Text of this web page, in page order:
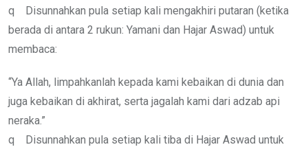
q Disunnahkan pula setiap kali mengakhiri putaran (ketika
berada di antara 2 rukun: Yamani dan Hajar Aswad) untuk
membaca:
“Ya Allah, limpahkanlah kepada kami kebaikan di dunia dan
juga kebaikan di akhirat, serta jagalah kami dari adzab api
neraka.”
q Disunnahkan pula setiap kali tiba di Hajar Aswad untuk